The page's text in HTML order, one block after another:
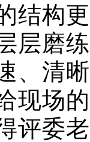
结构
层磨
、清
现场
评委